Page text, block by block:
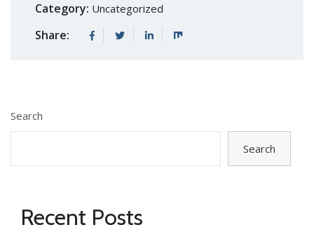
Category: Uncategorized
Share:
Search
Search
Recent Posts